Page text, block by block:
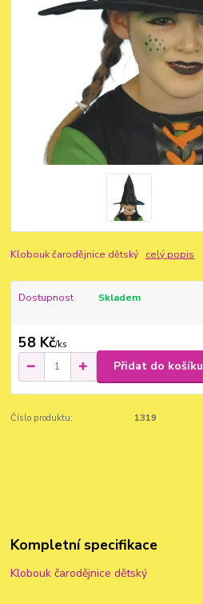
Klobouk čarodějnice dětský celý popis
Dostupnost Skladem
58 Kč/ks
Přidat do košíku
Číslo produktu: 1319
Kompletní specifikace
Klobouk čarodějnice dětský